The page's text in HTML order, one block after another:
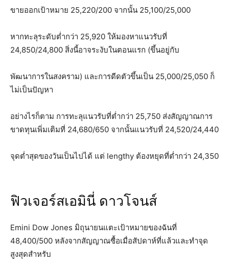
ขายออกเป้าหมาย 25,220/200 จากนั้น 25,100/25,000
หากทะลุระดับต่ำกว่า 25,920 ให้มองหาแนวรับที่
24,850/24,800 สิ่งนี้อาจระงับในตอนแรก (ขึ้นอยู่กับ
พัฒนาการในสงคราม) และการดีดตัวขึ้นเป็น 25,000/25,050 ก็
ไม่เป็นปัญหา
อย่างไรก็ตาม การทะลุแนวรับที่ต่ำกว่า 25,750 ส่งสัญญาณการ
ขาดทุนเพิ่มเติมที่ 24,680/650 จากนั้นแนวรับที่ 24,520/24,440
จุดต่ำสุดของวันเป็นไปได้ แต่ lengthy ต้องหยุดที่ต่ำกว่า 24,350
ฟิวเจอร์สเอมินี่ ดาวโจนส์
Emini Dow Jones มิถุนายนแตะเป้าหมายของฉันที่
48,400/500 หลังจากสัญญาณซื้อเมื่อสัปดาห์ที่แล้วและทำจุด
สูงสุดสำหรับ